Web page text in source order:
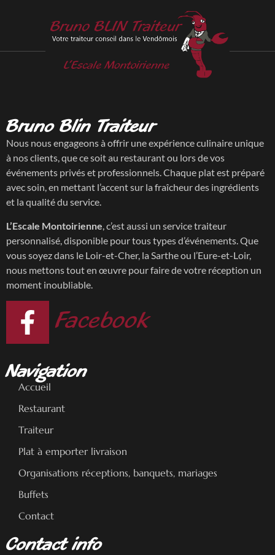
Bruno Blin Traiteur
Nous nous engageons à offrir une expérience culinaire unique
à nos clients, que ce soit au restaurant ou lors de vos
événements privés et professionnels. Chaque plat est préparé
avec soin, en mettant l’accent sur la fraîcheur des ingrédients
et la qualité du service.
L’Escale Montoirienne , c’est aussi un service traiteur
personnalisé, disponible pour tous types d’événements. Que
vous soyez dans le Loir-et-Cher, la Sarthe ou l’Eure-et-Loir,
nous mettons tout en œuvre pour faire de votre réception un
moment inoubliable.
Facebook
Navigation
Accueil
Restaurant
Traiteur
Plat à emporter livraison
Organisations réceptions, banquets, mariages
Buffets
Contact
Contact info